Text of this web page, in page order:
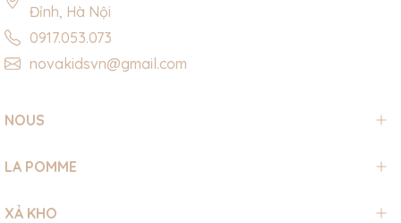
Đỉnh, Hà Nội
0917.053.073
novakidsvn@gmail.com
NOUS
LA POMME
XẢ KHO